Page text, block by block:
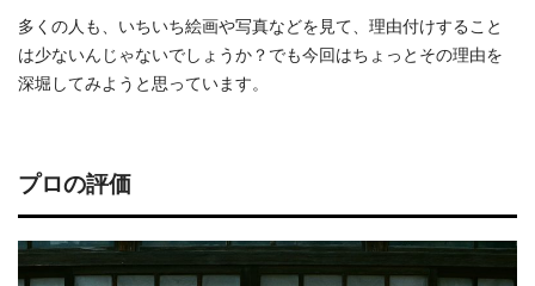
多くの人も、いちいち絵画や写真などを見て、理由付けすること
は少ないんじゃないでしょうか？でも今回はちょっとその理由を
深堀してみようと思っています。
プロの評価